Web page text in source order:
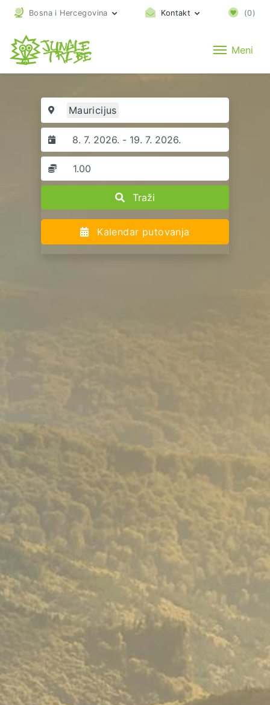
Bosna i Hercegovina Kontakt (0)
Meni
Mauricijus
Traži
Kalendar putovanja